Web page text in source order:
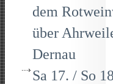
dem
über
Dernau
Sa 17. / So